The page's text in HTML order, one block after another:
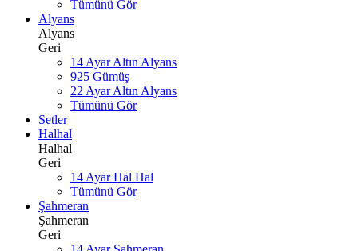
Tümünü Gör
Alyans
Alyans
Geri
14 Ayar Altın Alyans
925 Gümüş
22 Ayar Altın Alyans
Tümünü Gör
Setler
Halhal
Halhal
Geri
14 Ayar Hal Hal
Tümünü Gör
Şahmeran
Şahmeran
Geri